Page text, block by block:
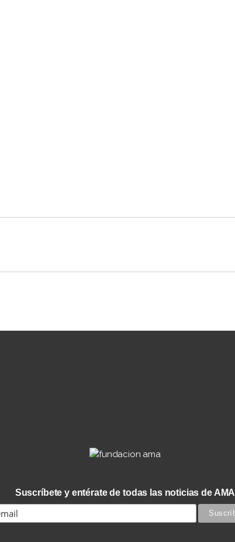
Suscríbete y entérate de todas las noticias de AMA